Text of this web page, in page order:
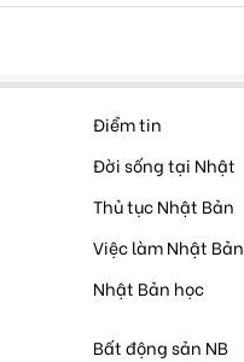
Điểm tin
Đời sống tại Nhật
Thủ tục Nhật Bản
Việc làm Nhật Bản
Nhật Bản học
Bất động sản NB